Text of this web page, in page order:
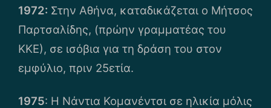
1972: Στην Αθήνα, καταδικάζεται ο Μήτσος
Παρτσαλίδης, (πρώην γραμματέας του
ΚΚΕ), σε ισόβια για τη δράση του στον
εμφύλιο, πριν 25ετία.
1975: Η Νάντια Κομανέντσι σε ηλικία μόλις